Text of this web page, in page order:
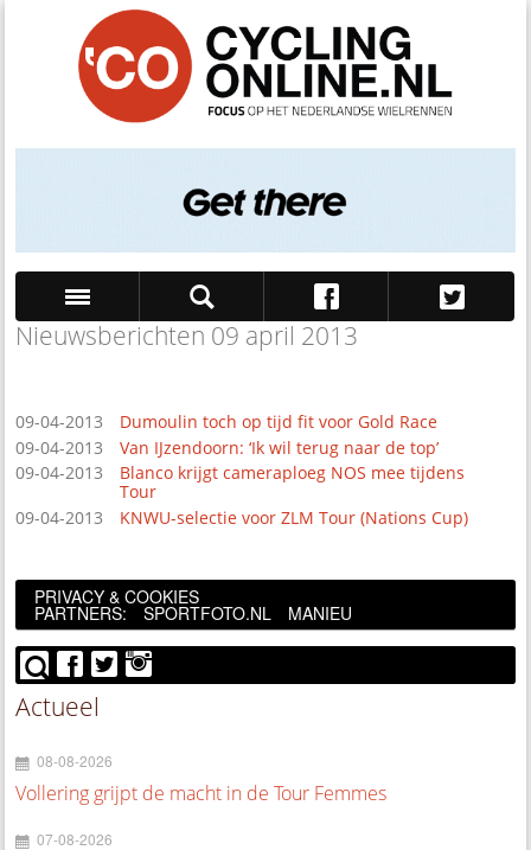
Nieuwsberichten 09 april 2013
09-04-2013
Dumoulin toch op tijd fit voor Gold Race
09-04-2013
Van IJzendoorn: ‘Ik wil terug naar de top’
09-04-2013
Blanco krijgt cameraploeg NOS mee tijdens
Tour
09-04-2013
KNWU-selectie voor ZLM Tour (Nations Cup)
PRIVACY & COOKIES
PARTNERS: SPORTFOTO.NL MANIEU
Actueel
08-08-2026
Vollering grijpt de macht in de Tour Femmes
07-08-2026